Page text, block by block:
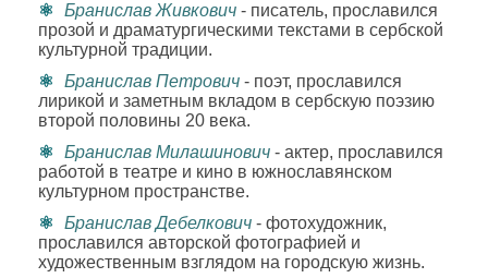
Бранислав Живкович - писатель, прославился
прозой и драматургическими текстами в сербской
культурной традиции.
Бранислав Петрович - поэт, прославился
лирикой и заметным вкладом в сербскую поэзию
второй половины 20 века.
Бранислав Милашинович - актер, прославился
работой в театре и кино в южнославянском
культурном пространстве.
Бранислав Дебелкович - фотохудожник,
прославился авторской фотографией и
художественным взглядом на городскую жизнь.